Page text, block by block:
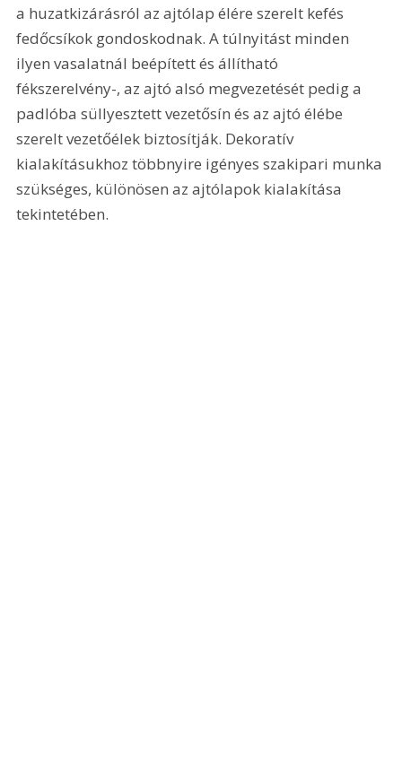
a huzatkizárásról az ajtólap élére szerelt kefés
fedőcsíkok gondoskodnak. A túlnyitást minden
ilyen vasalatnál beépített és állítható
fékszerelvény-, az ajtó alsó megvezetését pedig a
padlóba süllyesztett vezetősín és az ajtó élébe
szerelt vezetőélek biztosítják. Dekoratív
kialakításukhoz többnyire igényes szakipari munka
szükséges, különösen az ajtólapok kialakítása
tekintetében.